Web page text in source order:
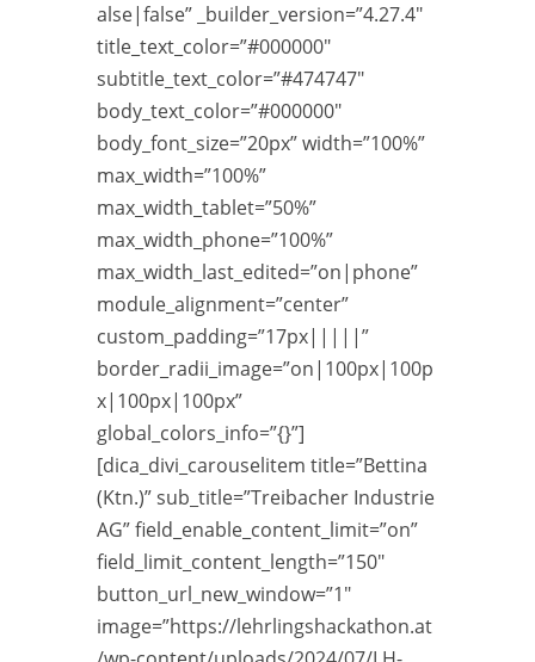
alse|false” _builder_version=”4.27.4″
title_text_color=”#000000″
subtitle_text_color=”#474747″
body_text_color=”#000000″
body_font_size=”20px” width=”100%”
max_width=”100%”
max_width_tablet=”50%”
max_width_phone=”100%”
max_width_last_edited=”on|phone”
module_alignment=”center”
custom_padding=”17px|||||”
border_radii_image=”on|100px|100p
x|100px|100px”
global_colors_info=”{}”]
[dica_divi_carouselitem title=”Bettina
(Ktn.)” sub_title=”Treibacher Industrie
AG” field_enable_content_limit=”on”
field_limit_content_length=”150″
button_url_new_window=”1″
image=”https://lehrlingshackathon.at